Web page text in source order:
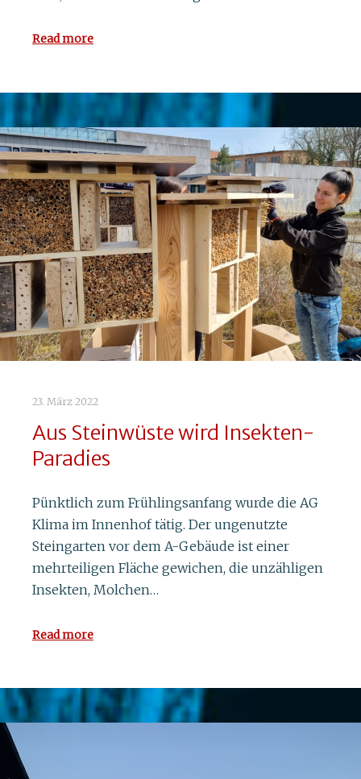
Read more
23. März 2022
Aus Steinwüste wird Insekten-
Paradies
Pünktlich zum Frühlingsanfang wurde die AG
Klima im Innenhof tätig. Der ungenutzte
Steingarten vor dem A-Gebäude ist einer
mehrteiligen Fläche gewichen, die unzähligen
Insekten, Molchen…
Read more